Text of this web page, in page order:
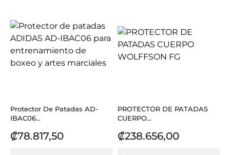
Protector De Patadas AD-
IBAC06...
Precio
₡78.817,50
PROTECTOR DE PATADAS
CUERPO...
Precio
₡238.656,00